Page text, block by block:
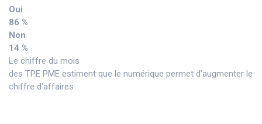
Oui
86 %
Non
14 %
Le chiffre du mois
des TPE PME estiment que le numérique permet d’augmenter le
chiffre d’affaires